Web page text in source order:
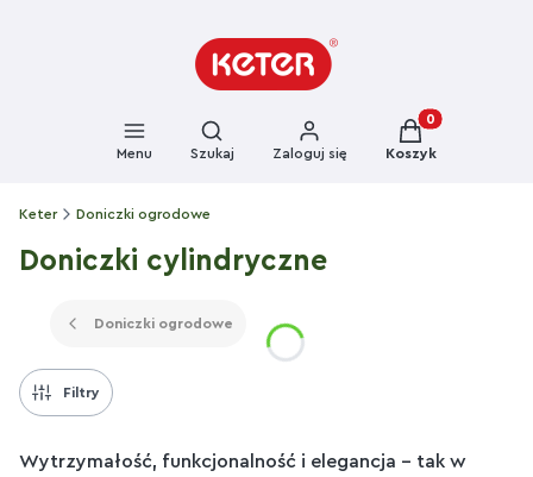
Menu
Otwórz wyszukiwarkę
Szukaj Zaloguj się
Produkty w
Koszyk
Keter Doniczki ogrodowe
Doniczki cylindryczne
Doniczki ogrodowe
Filtry
Wytrzymałość, funkcjonalność i elegancja – tak w